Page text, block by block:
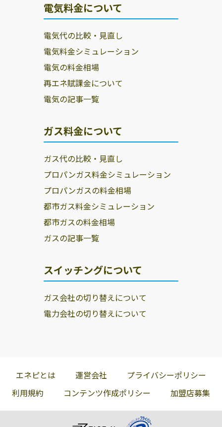
電気料金について
電気代の比較・見直し
電気料金シミュレーション
電気の料金相場
再エネ賦課金について
電気の記事一覧
ガス料金について
ガス代の比較・見直し
プロパンガス料金シミュレーション
プロパンガスの料金相場
都市ガス料金シミュレーション
都市ガスの料金相場
ガスの記事一覧
スイッチングについて
ガス会社の切り替えについて
電力会社の切り替えについて
エネピとは 運営会社
プライバシーポリシー
利用規約
コンテンツ作成ポリシー 加盟店募集